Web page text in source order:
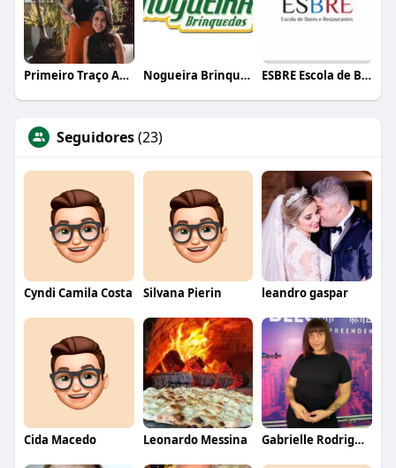
Primeiro Traço Arquitetura Nogueira Brinquedos ESBRE Escola de Bares e Restaurantes
Seguidores(23)
Cyndi Camila Costa Silvana Pierin leandro gaspar
Cida Macedo Leonardo Messina Gabrielle Rodrigues